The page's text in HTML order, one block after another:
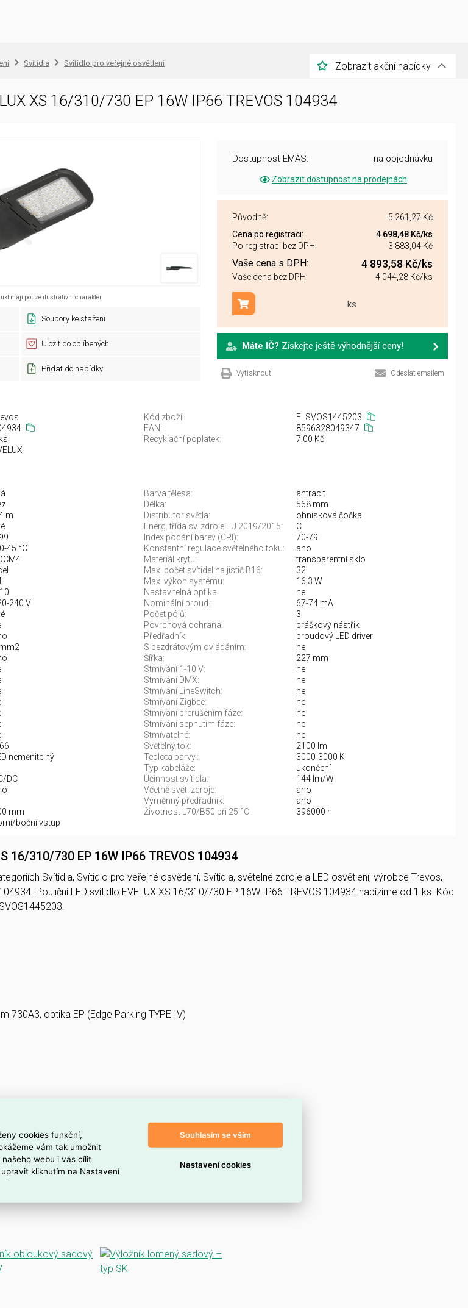
Svítidla Svítidlo pro veřejné osvětlení Zobrazit akční nabídky
XS 16/310/730 EP 16W IP66 TREVOS 104934
mají pouze ilustrativní charakter.
Soubory ke stažení
Uložit do oblíbených
Přidat do nabídky
Dostupnost EMAS: na objednávku
Zobrazit dostupnost na prodejnách
Původně:
5 261,27 Kč
Cena po registraci: 4 698,48 Kč/ks
Po registraci bez DPH:
3 883,04 Kč
Vaše cena s DPH: 4 893,58 Kč/ks
Vaše cena bez DPH: 4 044,28 Kč/ks
ks
Přidat do košíku
Máte IČ? Získejte ještě výhodnější ceny!
Vytisknout Odeslat emailem
Kód zboží:
ELSVOS1445203
EAN:
8596328049347
Recyklační poplatek:
7,00 Kč
Barva tělesa:
antracit
Délka:
568 mm
m Distributor světla:
ohnisková čočka
Energ. třída sv. zdroje EU 2019/2015:
C
Index podání barev (CRI):
70-79
45 °C Konstantní regulace světelného toku:
ano
Materiál krytu:
transparentní sklo
Max. počet svítidel na jistič B16:
32
Max. výkon systému:
16,3 W
Nastavitelná optika:
ne
240 V Nominální proud.:
67-74 mA
Počet pólů:
3
Povrchová ochrana:
práškový nástřik
Předřadník:
proudový LED driver
S bezdrátovým ovládáním:
ne
Šířka:
227 mm
Stmívání 1-10 V:
ne
Stmívání DMX:
ne
Stmívání LineSwitch:
ne
Stmívání Zigbee:
ne
Stmívání přerušením fáze:
ne
Stmívání sepnutím fáze:
ne
Stmívatelné:
ne
Světelný tok:
2100 lm
neměnitelný Teplota barvy.:
3000-3000 K
Typ kabeláže:
ukončení
DC Účinnost svítidla:
144 lm/W
Včetně svět. zdroje:
ano
Výměnný předřadník:
ano
mm Životnost L70/B50 při 25 °C:
396000 h
boční vstup
16/310/730 EP 16W IP66 TREVOS 104934
Svítidla, Svítidlo pro veřejné osvětlení, Svítidla, světelné zdroje a LED osvětlení, výrobce Trevos,
Pouliční LED svítidlo EVELUX XS 16/310/730 EP 16W IP66 TREVOS 104934 nabízíme od 1 ks. Kód
730A3, optika EP (Edge Parking TYPE IV)
cookies funkční,
vám tak umožnit
webu i vás cílit
kliknutím na Nastavení
Souhlasím se vším
Nastavení cookies